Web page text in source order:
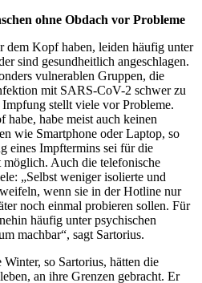
ohne Obdach vor Probleme
dem Kopf haben, leiden häufig unter
sind gesundheitlich angeschlagen.
vulnerablen Gruppen, die
mit SARS-CoV-2 schwer zu
stellt viele vor Probleme.
habe meist auch keinen
wie Smartphone oder Laptop, so
eines Impftermins sei für die
Auch die telefonische
„Selbst weniger isolierte und
wenn sie in der Hotline nur
noch einmal probieren sollen. Für
häufig unter psychischen
machbar“, sagt Sartorius.
so Sartorius, hätten die
an ihre Grenzen gebracht. Er